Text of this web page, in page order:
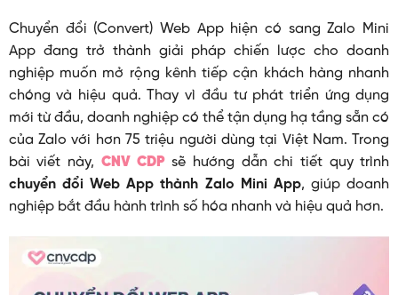
Chuyển đổi (Convert) Web App hiện có sang Zalo Mini
App đang trở thành giải pháp chiến lược cho doanh
nghiệp muốn mở rộng kênh tiếp cận khách hàng nhanh
chóng và hiệu quả. Thay vì đầu tư phát triển ứng dụng
mới từ đầu, doanh nghiệp có thể tận dụng hạ tầng sẵn có
của Zalo với hơn 75 triệu người dùng tại Việt Nam. Trong
bài viết này, CNV CDPsẽ hướng dẫn chi tiết quy trình
chuyển đổi Web App thành Zalo Mini App, giúp doanh
nghiệp bắt đầu hành trình số hóa nhanh và hiệu quả hơn.